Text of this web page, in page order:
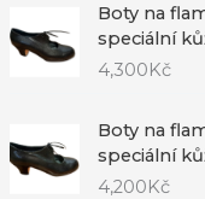
Boty na
speciální
4,300Kč
Boty na
speciální
4,200Kč